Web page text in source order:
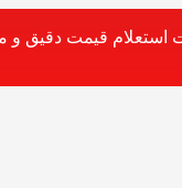
قیمت دقیق و